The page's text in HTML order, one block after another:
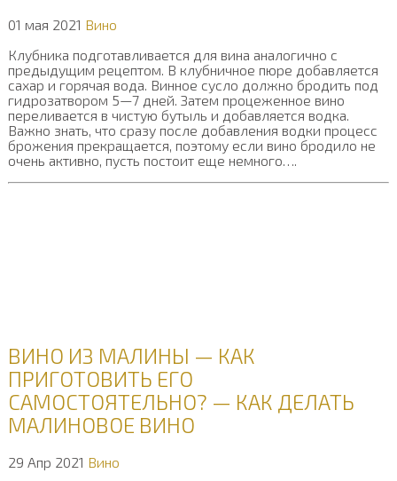
01 мая 2021 Вино
Клубника подготавливается для вина аналогично с
предыдущим рецептом. В клубничное пюре добавляется
сахар и горячая вода. Винное сусло должно бродить под
гидрозатвором 5—7 дней. Затем процеженное вино
переливается в чистую бутыль и добавляется водка.
Важно знать, что сразу после добавления водки процесс
брожения прекращается, поэтому если вино бродило не
очень активно, пусть постоит еще немного….
ВИНО ИЗ МАЛИНЫ — КАК
ПРИГОТОВИТЬ ЕГО
САМОСТОЯТЕЛЬНО? — КАК ДЕЛАТЬ
МАЛИНОВОЕ ВИНО
29 Апр 2021 Вино